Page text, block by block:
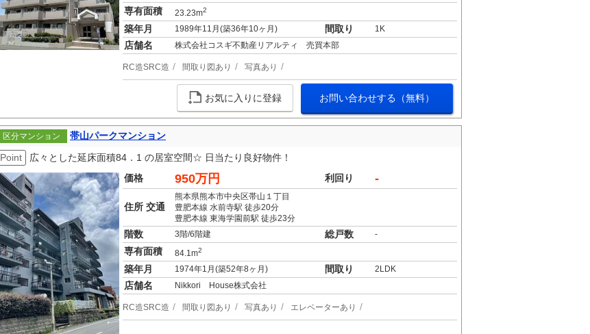
専有面積 23.23m2
築年月 1989年11月(築36年10ヶ月) 間取り 1K
店舗名 株式会社コスギ不動産リアルティ 売買本部
RC造SRC造 間取り図あり 写真あり
お気に入りに登録 お問い合わせする（無料）
区分マンション
帯山パークマンション
Point
広々とした延床面積84．1 の居室空間☆ 日当たり良好物件！
価格
950万円 利回り -
住所 交通
熊本県熊本市中央区帯山１丁目
豊肥本線 水前寺駅 徒歩20分
豊肥本線 東海学園前駅 徒歩23分
階数 3階/6階建 総戸数 -
専有面積 84.1m2
築年月 1974年1月(築52年8ヶ月) 間取り 2LDK
店舗名 Nikkori House株式会社
RC造SRC造 間取り図あり 写真あり エレベーターあり